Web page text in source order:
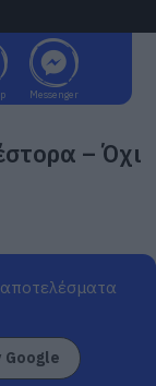
Messenger
– Όχι
Google